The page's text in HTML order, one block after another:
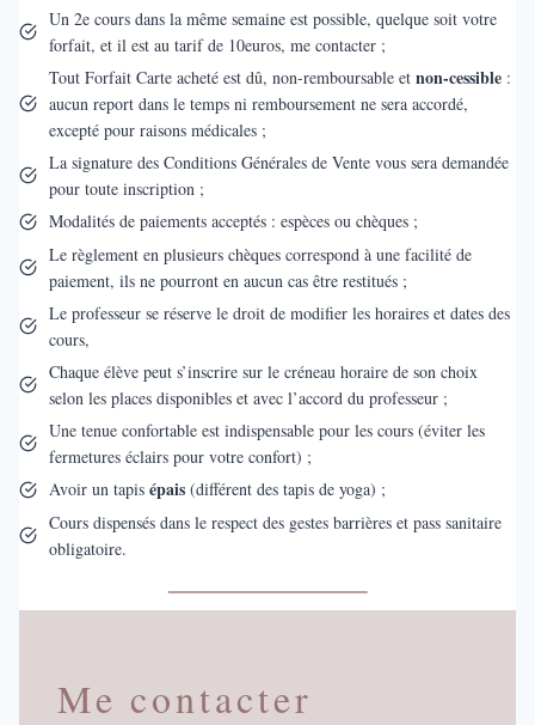
Un 2e cours dans la même semaine est possible, quelque soit votre
forfait, et il est au tarif de 10euros, me contacter ;
Tout Forfait Carte acheté est dû, non-remboursable et non-cessible:
aucun report dans le temps ni remboursement ne sera accordé,
excepté pour raisons médicales ;
La signature des Conditions Générales de Vente vous sera demandée
pour toute inscription ;
Modalités de paiements acceptés : espèces ou chèques ;
Le règlement en plusieurs chèques correspond à une facilité de
paiement, ils ne pourront en aucun cas être restitués ;
Le professeur se réserve le droit de modifier les horaires et dates des
cours,
Chaque élève peut s’inscrire sur le créneau horaire de son choix
selon les places disponibles et avec l’accord du professeur ;
Une tenue confortable est indispensable pour les cours (éviter les
fermetures éclairs pour votre confort) ;
Avoir un tapis épais(différent des tapis de yoga) ;
Cours dispensés dans le respect des gestes barrières et pass sanitaire
obligatoire.
Me contacter